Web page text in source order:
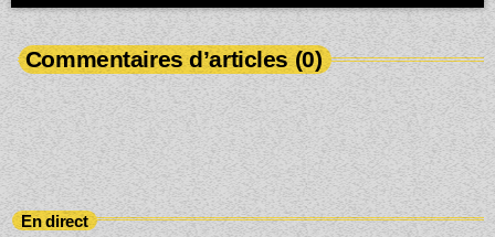
Commentaires d’articles (0)
En direct